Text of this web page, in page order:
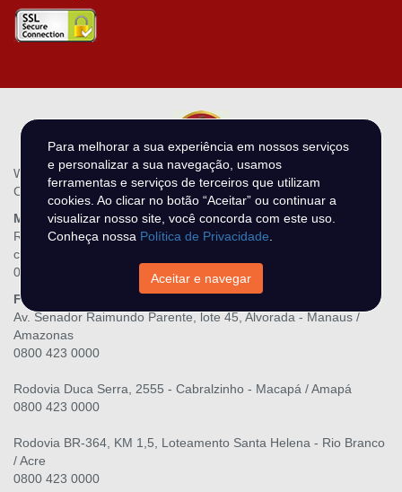
WR Leilões - N DO O MIRANDA LTDA
CNPJ.: 28.216.867/0001-06
Matriz
Rua Três Maria, 139, Raiar do Sol - Boa Vista / Roraima
contato@wrleiloes.com.br
0800 423 0000
Filiais
Av. Senador Raimundo Parente, lote 45, Alvorada - Manaus /
Amazonas
0800 423 0000
Rodovia Duca Serra, 2555 - Cabralzinho - Macapá / Amapá
0800 423 0000
Rodovia BR-364, KM 1,5, Loteamento Santa Helena - Rio Branco
/ Acre
0800 423 0000
Para melhorar a sua experiência em nossos serviços
e personalizar a sua navegação, usamos
ferramentas e serviços de terceiros que utilizam
cookies. Ao clicar no botão “Aceitar” ou continuar a
visualizar nosso site, você concorda com este uso.
Conheça nossa Política de Privacidade.
Aceitar e navegar